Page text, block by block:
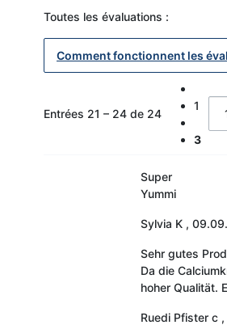
Toutes les évaluations :
Comment fonctionnent les
Entrées 21 – 24 de 24
1
3
Super
Yummi
Sylvia K ,
Sehr gutes
Da die
hoher Qualität.
Ruedi Pfister c ,